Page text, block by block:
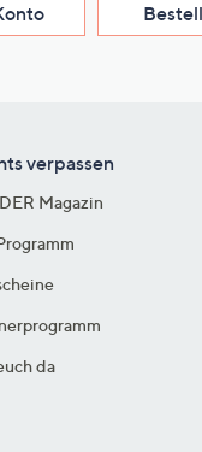
verpassen
Magazin
da